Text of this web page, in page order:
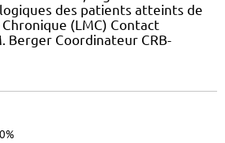
des patients atteints de
(LMC) Contact
Berger Coordinateur CRB-